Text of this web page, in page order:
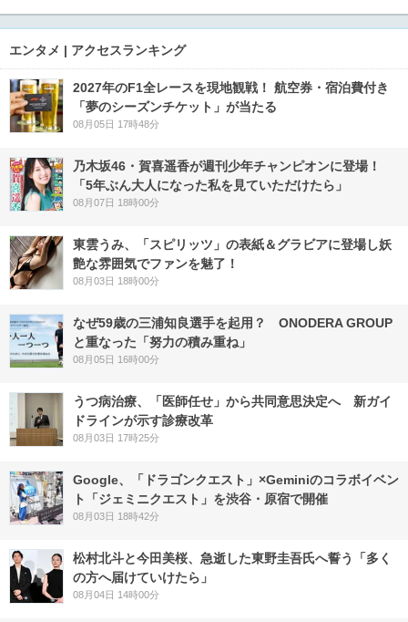
エンタメ | アクセスランキング
2027年のF1全レースを現地観戦！ 航空券・宿泊費付き
「夢のシーズンチケット」が当たる
08月05日 17時48分
乃木坂46・賀喜遥香が週刊少年チャンピオンに登場！
「5年ぶん大人になった私を見ていただけたら」
08月07日 18時00分
東雲うみ、「スピリッツ」の表紙＆グラビアに登場し妖
艶な雰囲気でファンを魅了！
08月03日 18時00分
なぜ59歳の三浦知良選手を起用？ ONODERA GROUP
と重なった「努力の積み重ね」
08月05日 16時00分
うつ病治療、「医師任せ」から共同意思決定へ 新ガイ
ドラインが示す診療改革
08月03日 17時25分
Google、「ドラゴンクエスト」×Geminiのコラボイベン
ト「ジェミニクエスト」を渋谷・原宿で開催
08月03日 18時42分
松村北斗と今田美桜、急逝した東野圭吾氏へ誓う「多く
の方へ届けていけたら」
08月04日 14時00分